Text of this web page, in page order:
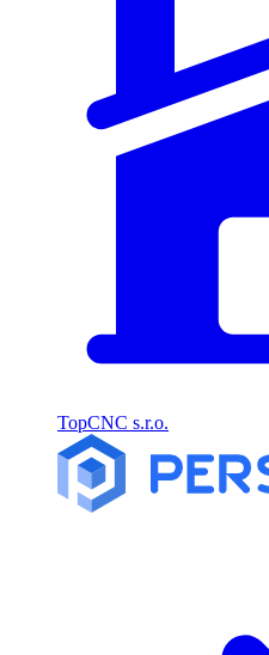
TopCNC s.r.o.